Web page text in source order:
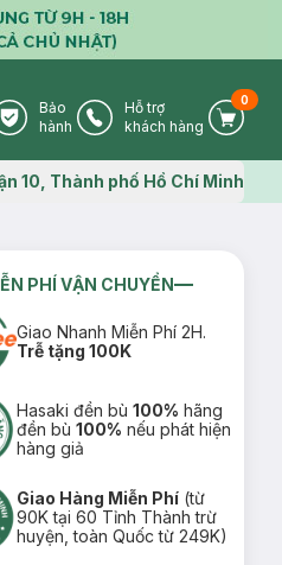
Warranty Icon
Bảo
hành
Phone Icon
Hỗ trợ
khách hàng
Cart
0
Map icon
10, Thành phố Hồ Chí Minh
PHÍ VẬN CHUYỂN
Giao Nhanh Miễn Phí 2H.
Trễ tặng 100K
Hasaki đền bù100% hãng
đền bù100% nếu phát hiện
hàng giả
Giao Hàng Miễn Phí (từ
90K tại 60 Tỉnh Thành trừ
huyện, toàn Quốc từ 249K)